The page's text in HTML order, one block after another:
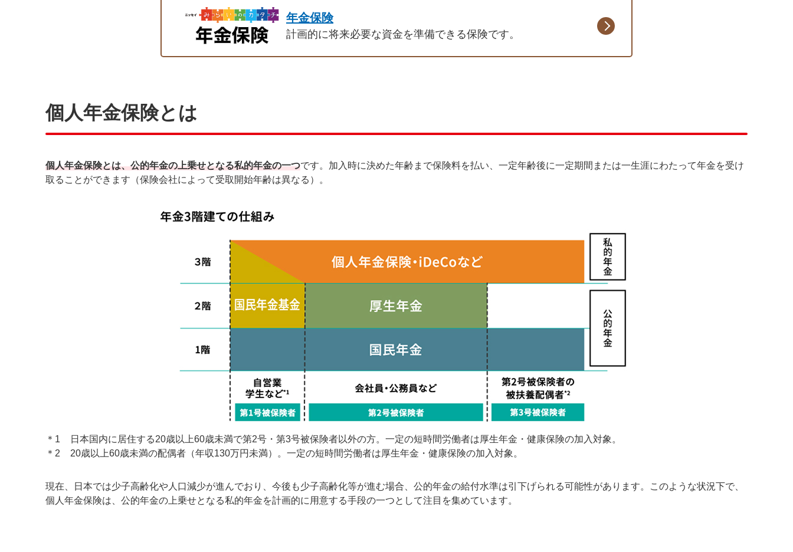
年金保険
計画的に将来必要な資金を準備できる保険です。
個人年金保険とは
個人年金保険とは、公的年金の上乗せとなる私的年金の一つです。加入時に決めた年齢まで保険料を払い、一定年齢後に一定期間または一生涯にわたって年金を受け
取ることができます（保険会社によって受取開始年齢は異なる）。
＊1
日本国内に居住する20歳以上60歳未満で第2号・第3号被保険者以外の方。一定の短時間労働者は厚生年金・健康保険の加入対象。
＊2
20歳以上60歳未満の配偶者（年収130万円未満）。一定の短時間労働者は厚生年金・健康保険の加入対象。
現在、日本では少子高齢化や人口減少が進んでおり、今後も少子高齢化等が進む場合、公的年金の給付水準は引下げられる可能性があります。このような状況下で、
個人年金保険は、公的年金の上乗せとなる私的年金を計画的に用意する手段の一つとして注目を集めています。